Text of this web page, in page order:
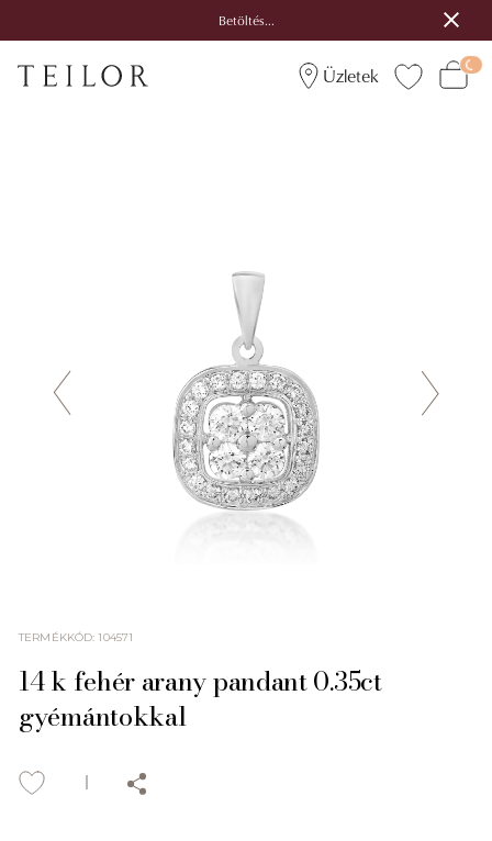
Betöltés...
Üzletek
TERMÉKKÓD:104571
14 k fehér arany pandant 0.35ct
gyémántokkal